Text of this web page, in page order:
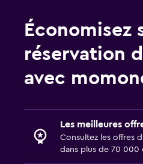
Économisez
réservation
avec
Les meilleures
Consultez les offres
dans plus de 70 000